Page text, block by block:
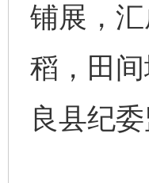
铺展，
稻，田
良县纪